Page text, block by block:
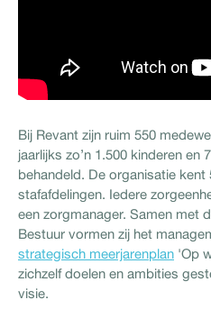
Bij Revant zijn ruim 550
jaarlijks zo’n 1.500 kinderen en
behandeld. De organisatie kent
stafafdelingen. Iedere
een zorgmanager. Samen met
Bestuur vormen zij het
strategisch meerjarenplan 'Op
zichzelf doelen en ambities
visie.